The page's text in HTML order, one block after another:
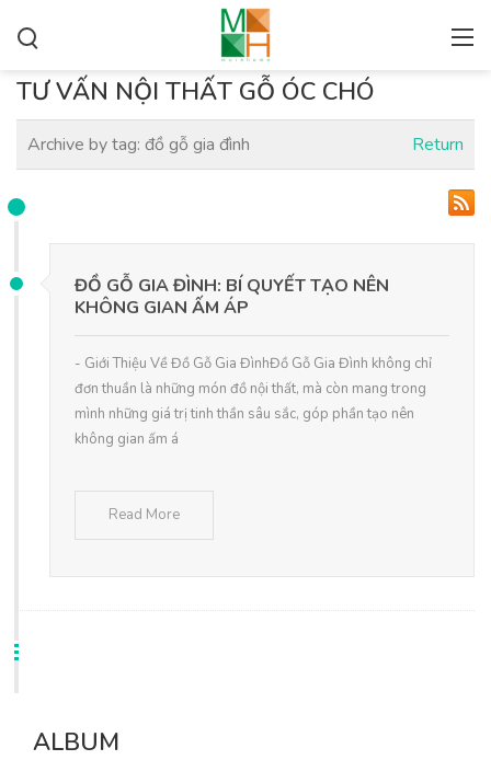
TƯ VẤN NỘI THẤT GỖ ÓC CHÓ
Archive by tag: đồ gỗ gia đình Return
ĐỒ GỖ GIA ĐÌNH: BÍ QUYẾT TẠO NÊN
KHÔNG GIAN ẤM ÁP
- Giới Thiệu Về Đồ Gỗ Gia ĐìnhĐồ Gỗ Gia Đình không chỉ
đơn thuần là những món đồ nội thất, mà còn mang trong
mình những giá trị tinh thần sâu sắc, góp phần tạo nên
không gian ấm á
Read More
ALBUM